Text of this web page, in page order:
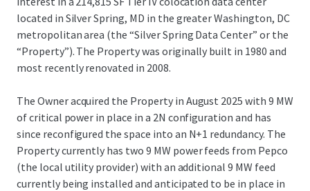
located in Silver Spring, MD in the greater Washington, DC
metropolitan area (the “Silver Spring Data Center” or the
“Property”). The Property was originally built in 1980 and
most recently renovated in 2008.
The Owner acquired the Property in August 2025 with 9 MW
of critical power in place in a 2N configuration and has
since reconfigured the space into an N+1 redundancy. The
Property currently has two 9 MW power feeds from Pepco
(the local utility provider) with an additional 9 MW feed
currently being installed and anticipated to be in place in